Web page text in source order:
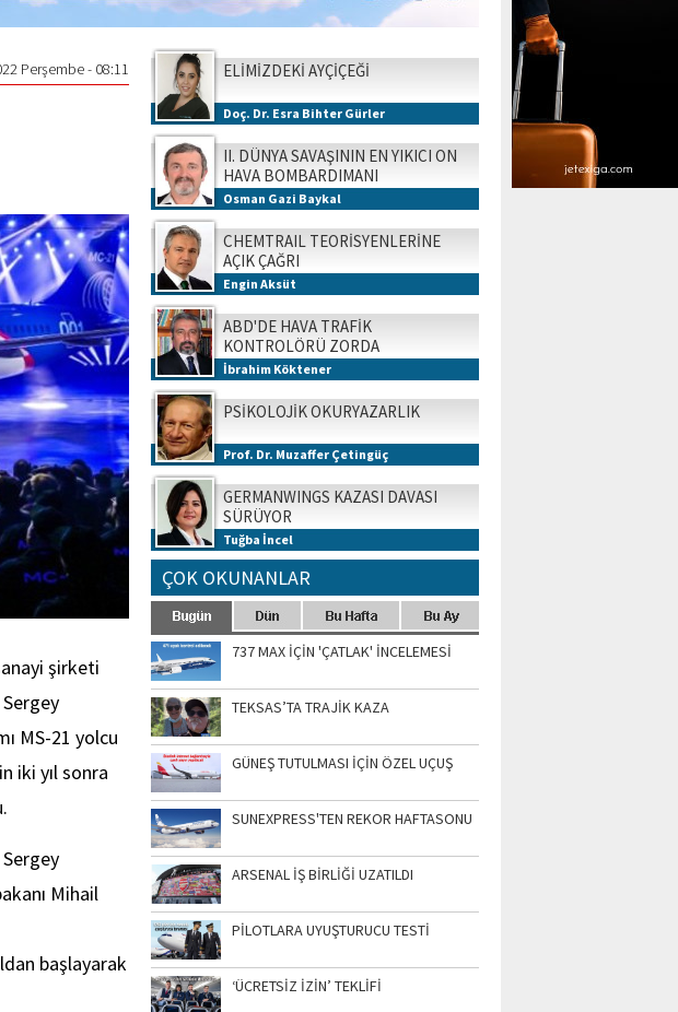
Perşembe - 08:11
şirketi
MS-21 yolcu
iki yıl sonra
Mihail
başlayarak
ELİMİZDEKİ AYÇİÇEĞİ
Doç. Dr. Esra Bihter Gürler
II. DÜNYA SAVAŞININ EN YIKICI ON
HAVA BOMBARDIMANI
Osman Gazi Baykal
CHEMTRAIL TEORİSYENLERİNE
AÇIK ÇAĞRI
Engin Aksüt
ABD'DE HAVA TRAFİK
KONTROLÖRÜ ZORDA
İbrahim Köktener
PSİKOLOJİK OKURYAZARLIK
Prof. Dr. Muzaffer Çetingüç
GERMANWINGS KAZASI DAVASI
SÜRÜYOR
Tuğba İncel
ÇOK OKUNANLAR
737 MAX İÇİN 'ÇATLAK' İNCELEMESİ
TEKSAS’TA TRAJİK KAZA
GÜNEŞ TUTULMASI İÇİN ÖZEL UÇUŞ
SUNEXPRESS'TEN REKOR HAFTASONU
ARSENAL İŞ BİRLİĞİ UZATILDI
PİLOTLARA UYUŞTURUCU TESTİ
‘ÜCRETSİZ İZİN’ TEKLİFİ